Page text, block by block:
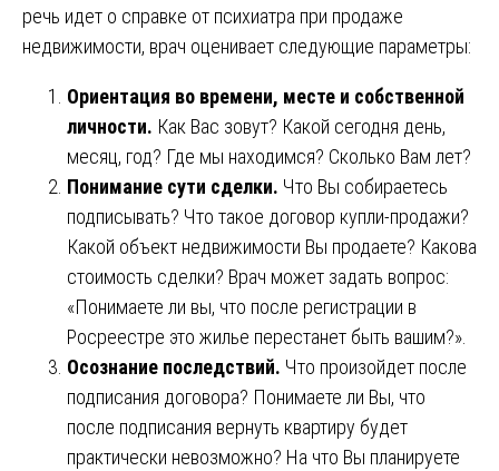
речь идет о справке от психиатра при продаже
недвижимости, врач оценивает следующие параметры:
Ориентация во времени, месте и собственной
личности. Как Вас зовут? Какой сегодня день,
месяц, год? Где мы находимся? Сколько Вам лет?
Понимание сути сделки. Что Вы собираетесь
подписывать? Что такое договор купли-продажи?
Какой объект недвижимости Вы продаете? Какова
стоимость сделки? Врач может задать вопрос:
«Понимаете ли вы, что после регистрации в
Росреестре это жилье перестанет быть вашим?».
Осознание последствий. Что произойдет после
подписания договора? Понимаете ли Вы, что
после подписания вернуть квартиру будет
практически невозможно? На что Вы планируете